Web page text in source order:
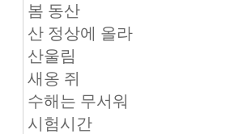
봄 동산
산 정상에 올라
산울림
새옹 쥐
수해는 무서워
시험시간